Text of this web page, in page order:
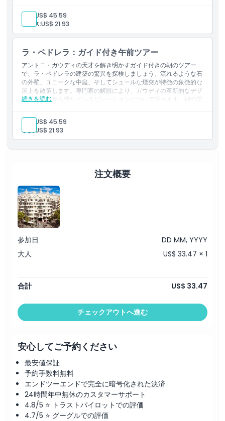
ビューで締めくくられ、アート、建築、夜の雰囲気が見事に融合し
た思い出深い体験を提供します。
含まれる内容
入場チケット
ガイド付きナイトツアー
視聴覚プレゼンテーション
カヴァグラス
大人: US$ 45.59
ユース:US$ 21.93
ラ・ペドレラ：ガイド付き午前ツアー
アントニ・ガウディの天才を解き明かすガイド付きの朝のツアー
で、ラ・ペドレラの建築の驚異を探検しましょう。流れるような石
の外壁、ユニークな中庭、そしてシュールな煙突が特徴の象徴的な
屋上を散策します。専門家の解説により、ガウディの革新的なデザ
インと自然から得たインスピレーションについて学べます。朝の訪
存分に味わうことができます。
続きを読む
含まれる内容
入場チケット
大人: US$ 45.59
子供:US$ 21.93
注文概要
参加日
DD MM, YYYY
大人
US$ 33.47 × 1
合計 US$ 33.47
チェックアウトへ進む
安心してご予約ください
最安値保証
予約手数料無料
エンドツーエンドで完全に暗号化された決済
24時間年中無休のカスタマーサポート
4.8/5 ⭐ トラストパイロットでの評価
4.7/5 ⭐ グーグルでの評価